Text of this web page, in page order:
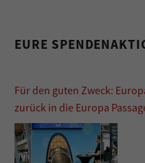
EURE
Für den guten Zweck:
zurück in die Europa